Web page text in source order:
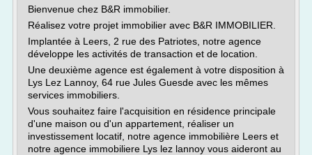
Bienvenue chez B&R immobilier.
Réalisez votre projet immobilier avec B&R IMMOBILIER.
Implantée à Leers, 2 rue des Patriotes, notre agence
développe les activités de transaction et de location.
Une deuxième agence est également à votre disposition à
Lys Lez Lannoy, 64 rue Jules Guesde avec les mêmes
services immobiliers.
Vous souhaitez faire l'acquisition en résidence principale
d'une maison ou d'un appartement, réaliser un
investissement locatif, notre agence immobilière Leers et
notre agence immobiliere Lys lez lannoy vous aideront au